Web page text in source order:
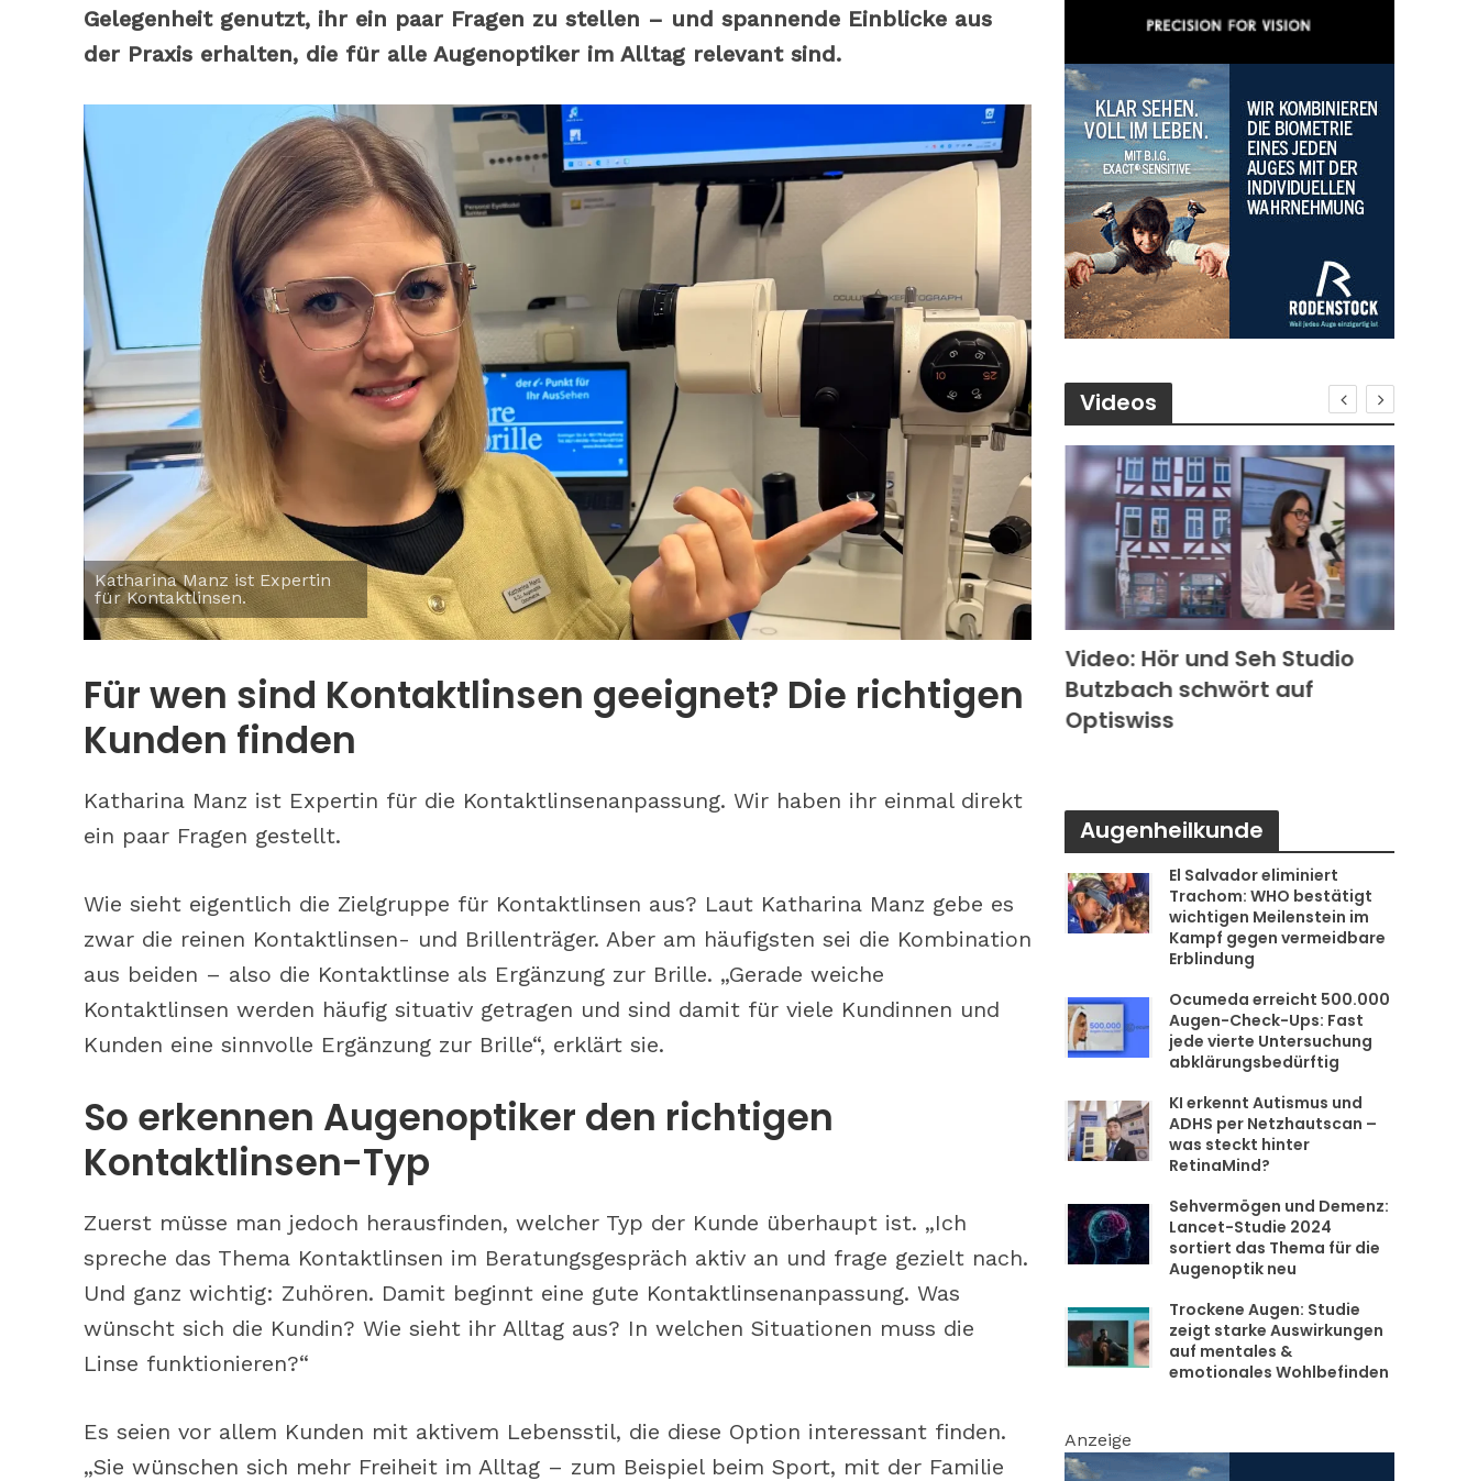
Gelegenheit genutzt, ihr ein paar Fragen zu stellen – und spannende Einblicke aus
der Praxis erhalten, die für alle Augenoptiker im Alltag relevant sind.
Katharina Manz ist Expertin
für Kontaktlinsen.
Für wen sind Kontaktlinsen geeignet? Die richtigen
Kunden finden
Katharina Manz ist Expertin für die Kontaktlinsenanpassung. Wir haben ihr einmal direkt
ein paar Fragen gestellt.
Wie sieht eigentlich die Zielgruppe für Kontaktlinsen aus? Laut Katharina Manz gebe es
zwar die reinen Kontaktlinsen- und Brillenträger. Aber am häufigsten sei die Kombination
aus beiden – also die Kontaktlinse als Ergänzung zur Brille. „Gerade weiche
Kontaktlinsen werden häufig situativ getragen und sind damit für viele Kundinnen und
Kunden eine sinnvolle Ergänzung zur Brille“, erklärt sie.
So erkennen Augenoptiker den richtigen
Kontaktlinsen-Typ
Zuerst müsse man jedoch herausfinden, welcher Typ der Kunde überhaupt ist. „Ich
spreche das Thema Kontaktlinsen im Beratungsgespräch aktiv an und frage gezielt nach.
Und ganz wichtig: Zuhören. Damit beginnt eine gute Kontaktlinsenanpassung. Was
wünscht sich die Kundin? Wie sieht ihr Alltag aus? In welchen Situationen muss die
Linse funktionieren?“
Es seien vor allem Kunden mit aktivem Lebensstil, die diese Option interessant finden.
„Sie wünschen sich mehr Freiheit im Alltag – zum Beispiel beim Sport, mit der Familie
Videos
phototropen Gläsern
Nürnberg: Was bringen
Bestandskunden-Events
Video: Hör und Seh Studio
Butzbach schwört auf
Optiswiss
Augenheilkunde
El Salvador eliminiert
Trachom: WHO bestätigt
wichtigen Meilenstein im
Kampf gegen vermeidbare
Erblindung
Ocumeda erreicht 500.000
Augen-Check-Ups: Fast
jede vierte Untersuchung
abklärungsbedürftig
KI erkennt Autismus und
ADHS per Netzhautscan –
was steckt hinter
RetinaMind?
Sehvermögen und Demenz:
Lancet-Studie 2024
sortiert das Thema für die
Augenoptik neu
Trockene Augen: Studie
zeigt starke Auswirkungen
auf mentales &
emotionales Wohlbefinden
Anzeige